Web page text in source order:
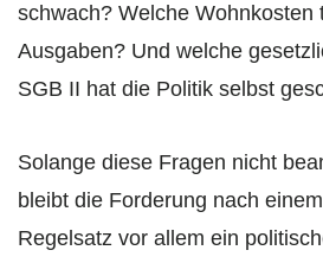
schwach? Welche Wohnkosten
Ausgaben? Und welche
SGB II hat die Politik selbst
Solange diese Fragen nicht
bleibt die Forderung nach
Regelsatz vor allem ein